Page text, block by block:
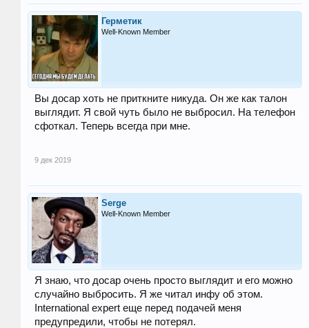
Герметик
Well-Known Member
Вы досар хоть не приткните никуда. Он же как талон
выглядит. Я свой чуть было не выбросил. На телефон
сфоткал. Теперь всегда при мне.
9 дек 2019
Serge
Well-Known Member
Я знаю, что досар очень просто выглядит и его можно
случайно выбросить. Я же читал инфу об этом.
International expert еще перед подачей меня
предупредили, чтобы не потерял.